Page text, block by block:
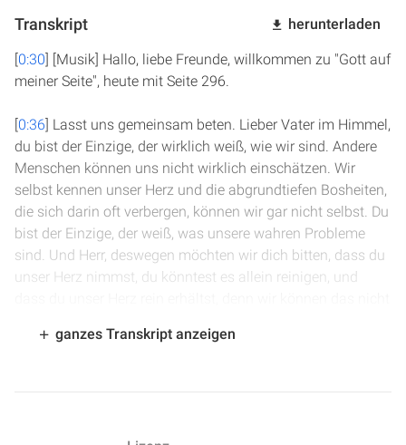
Transkript herunterladen
[0:30] [Musik] Hallo, liebe Freunde, willkommen zu "Gott auf
meiner Seite", heute mit Seite 296.
[0:36] Lasst uns gemeinsam beten. Lieber Vater im Himmel,
du bist der Einzige, der wirklich weiß, wie wir sind. Andere
Menschen können uns nicht wirklich einschätzen. Wir
selbst kennen unser Herz und die abgrundtiefen Bosheiten,
die sich darin oft verbergen, können wir gar nicht selbst. Du
bist der Einzige, der weiß, was unsere wahren Probleme
sind. Und Herr, deswegen möchten wir dich bitten, dass du
unser Herz nimmst, du könntest es allein reinigen, und
dein Wort zu uns sprichst. Das bitten wir im Namen Jesu.
ganzes Transkript anzeigen